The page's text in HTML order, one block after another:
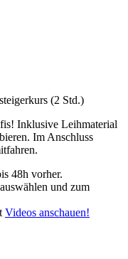
(2 Std.)
Inklusive Leihmaterial
Im Anschluss
48h vorher.
und zum
Videos anschauen!